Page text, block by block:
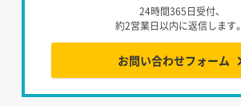
24時間365日受付、
約2営業日以内に返信します。
お問い合わせフォーム